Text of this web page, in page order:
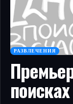
РАЗВЛЕЧЕНИЯ